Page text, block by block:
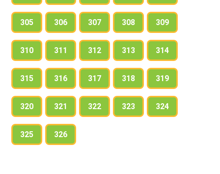
305 306 307 308 309
310 311 312 313 314
315 316 317 318 319
320 321 322 323 324
325 326